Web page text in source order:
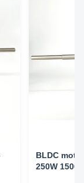
BLDC
250W 1500